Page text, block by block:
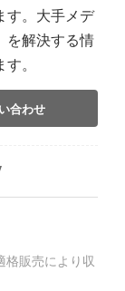
す。大手メデ
を解決する情
。
合わせ
格販売により収